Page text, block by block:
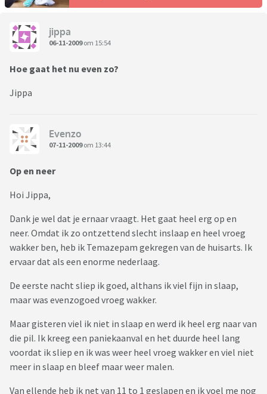
jippa
06-11-2009om 15:54
Hoe gaat het nu even zo?
Jippa
Evenzo
07-11-2009om 13:44
Op en neer
Hoi Jippa,
Dank je wel dat je ernaar vraagt. Het gaat heel erg op en
neer. Omdat ik zo ontzettend slecht inslaap en heel vroeg
wakker ben, heb ik Temazepam gekregen van de huisarts. Ik
ervaar dat als een enorme nederlaag.
De eerste nacht sliep ik goed, althans ik viel fijn in slaap,
maar was evenzogoed vroeg wakker.
Maar gisteren viel ik niet in slaap en werd ik heel erg naar van
die pil. Ik kreeg een paniekaanval en het duurde heel lang
voordat ik sliep en ik was weer heel vroeg wakker en viel niet
meer in slaap en bleef maar weer malen.
Van ellende heb ik net van 11 to 1 geslapen en ik voel me nog